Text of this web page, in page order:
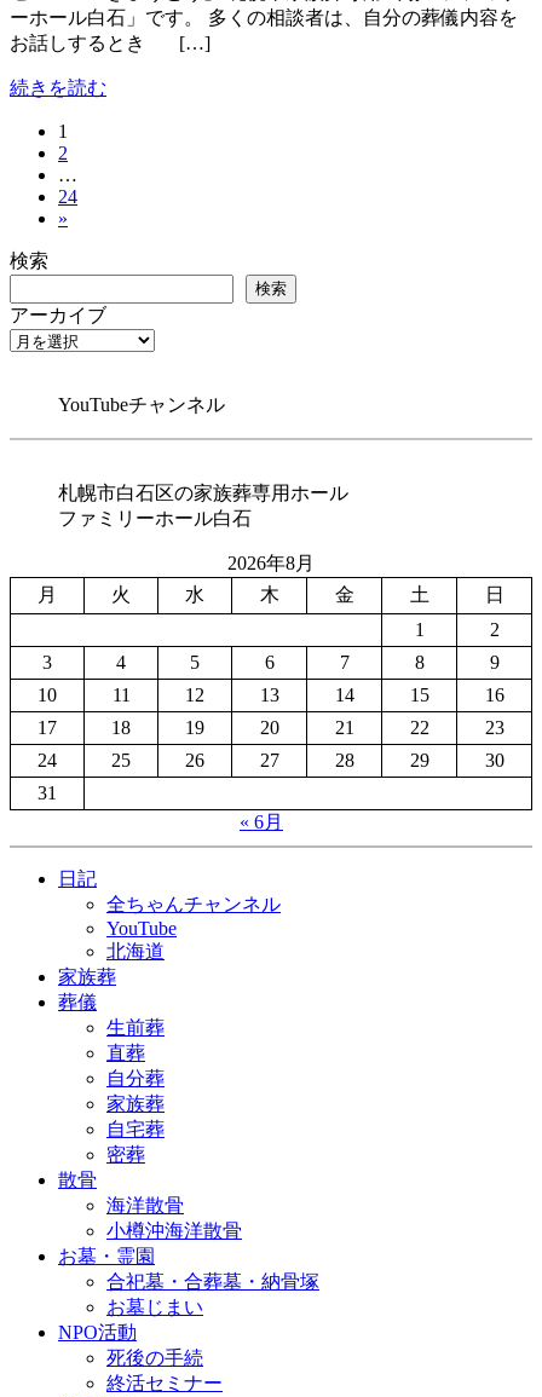
ーホール白石」です。 多くの相談者は、自分の葬儀内容を
お話しするとき […]
続きを読む
ペ
ー
ジ
固
定
ペ
ー
ジ
1
固
定
ペ
ー
2
…
固
定
ー
ジ
24
»
検索
検索
アーカイブ
YouTubeチャンネル
札幌市白石区の家族葬専用ホール
ファミリーホール白石
2026年8月
月
火 水 木 金 土
日
1
2
3
4 5 6 7 8
9
10
11 12 13 14 15
16
17
18 19 20 21 22
23
24
25 26 27 28 29
30
31
« 6月
日記
全ちゃんチャンネル
YouTube
北海道
家族葬
葬儀
生前葬
直葬
自分葬
家族葬
自宅葬
密葬
散骨
海洋散骨
小樽沖海洋散骨
お墓・霊園
合祀墓・合葬墓・納骨塚
お墓じまい
NPO活動
死後の手続
終活セミナー